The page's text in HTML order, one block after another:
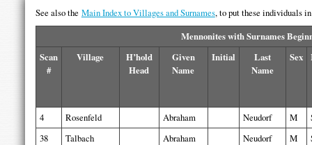
See also the Main Index to Villages and Surnames, to put these individuals
Mennonites with Surnames
Scan
#
Village
H’hold
Head
Given
Name
Initial
Last
Name
Sex
4 Rosenfeld Abraham Neudorf M
38
Talbach Abraham Neudorf M